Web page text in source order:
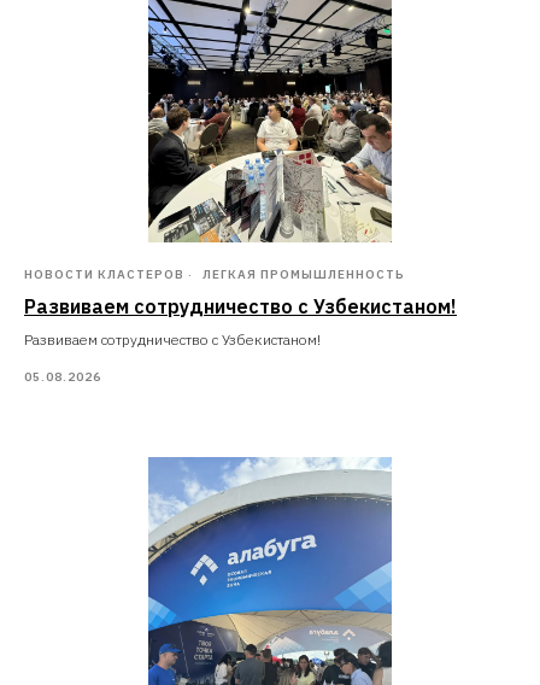
НОВОСТИ КЛАСТЕРОВ ЛЕГКАЯ ПРОМЫШЛЕННОСТЬ
Развиваем сотрудничество с Узбекистаном!
Развиваем сотрудничество с Узбекистаном!
05.08.2026